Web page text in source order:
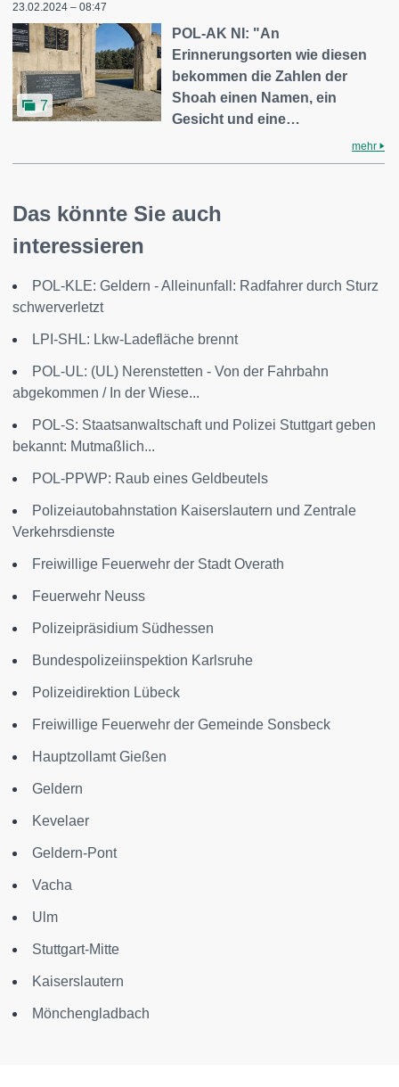
23.02.2024 – 08:47
7
POL-AK NI: "An
Erinnerungsorten wie diesen
bekommen die Zahlen der
Shoah einen Namen, ein
Gesicht und eine…
mehr
Das könnte Sie auch
interessieren
POL-KLE: Geldern - Alleinunfall: Radfahrer durch Sturz
schwerverletzt
LPI-SHL: Lkw-Ladefläche brennt
POL-UL: (UL) Nerenstetten - Von der Fahrbahn
abgekommen / In der Wiese...
POL-S: Staatsanwaltschaft und Polizei Stuttgart geben
bekannt: Mutmaßlich...
POL-PPWP: Raub eines Geldbeutels
Polizeiautobahnstation Kaiserslautern und Zentrale
Verkehrsdienste
Freiwillige Feuerwehr der Stadt Overath
Feuerwehr Neuss
Polizeipräsidium Südhessen
Bundespolizeiinspektion Karlsruhe
Polizeidirektion Lübeck
Freiwillige Feuerwehr der Gemeinde Sonsbeck
Hauptzollamt Gießen
Geldern
Kevelaer
Geldern-Pont
Vacha
Ulm
Stuttgart-Mitte
Kaiserslautern
Mönchengladbach